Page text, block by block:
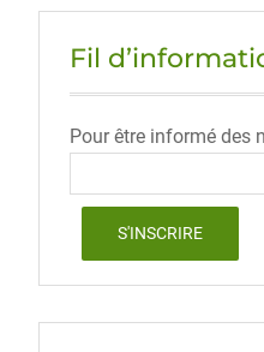
Fil
Pour être informé des